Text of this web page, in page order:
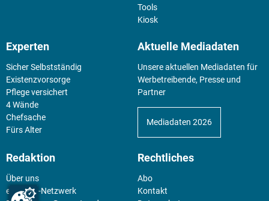
Tools
Kiosk
Experten
Sicher Selbstständig
Existenz­vorsorge
Pflege versichert
4 Wände
Chefsache
Fürs Alter
Aktuelle Mediadaten
Unsere aktuellen Mediadaten für
Werbetreibende, Presse und
Partner
Mediadaten 2026
Redaktion
Über uns
experten-Netzwerk
Rechtliches
Abo
Kontakt